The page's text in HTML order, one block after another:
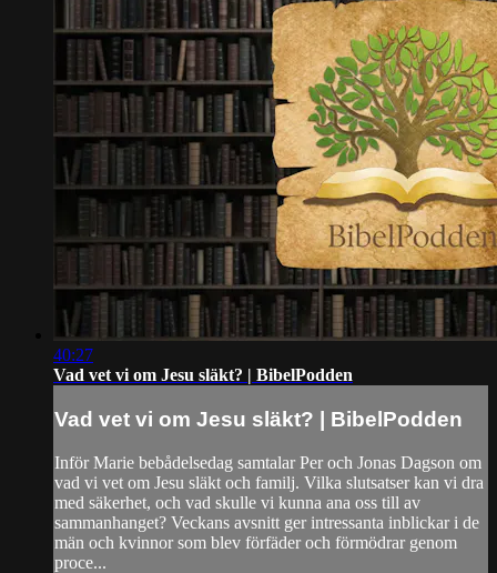
40:27
Vad vet vi om Jesu släkt? | BibelPodden
Vad vet vi om Jesu släkt? | BibelPodden
Inför Marie bebådelsedag samtalar Per och Jonas Dagson om
vad vi vet om Jesu släkt och familj. Vilka slutsatser kan vi dra
med säkerhet, och vad skulle vi kunna ana oss till av
sammanhanget? Veckans avsnitt ger intressanta inblickar i de
män och kvinnor som blev förfäder och förmödrar genom
proce...